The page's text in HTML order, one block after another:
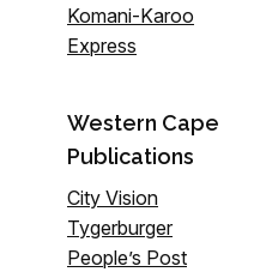
Komani-Karoo
Express
Western Cape
Publications
City Vision
Tygerburger
People’s Post